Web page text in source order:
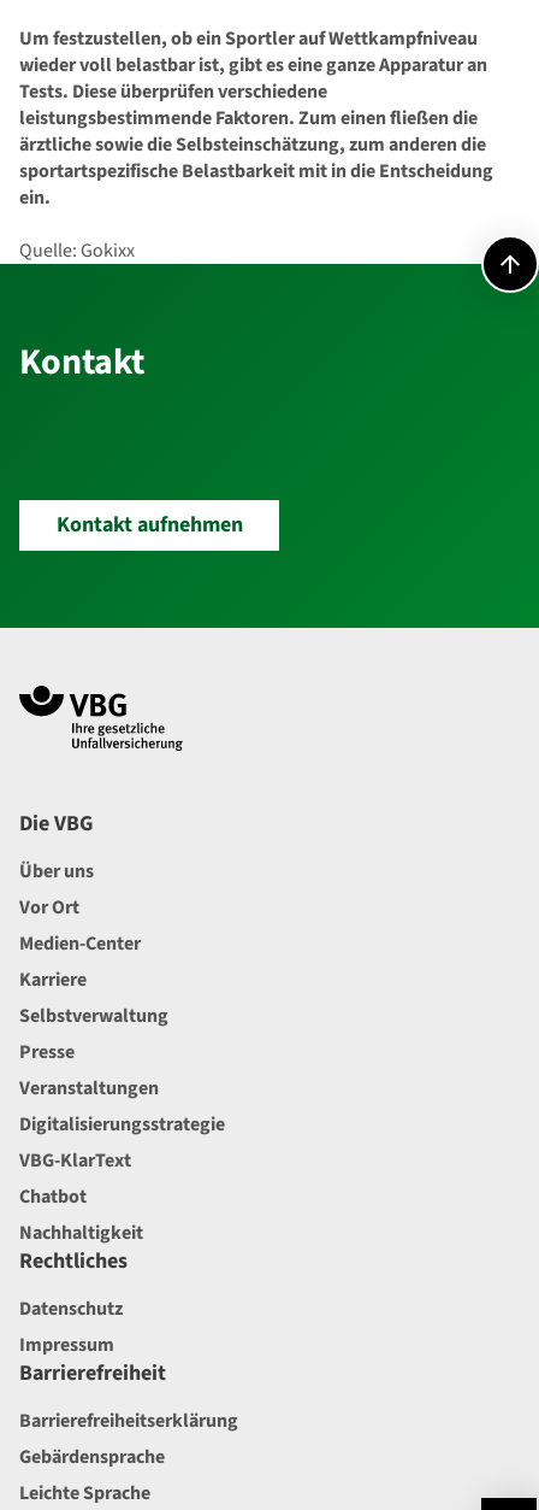
Um festzustellen, ob ein Sportler auf Wettkampfniveau
wieder voll belastbar ist, gibt es eine ganze Apparatur an
Tests. Diese überprüfen verschiedene
leistungsbestimmende Faktoren. Zum einen fließen die
ärztliche sowie die Selbsteinschätzung, zum anderen die
sportartspezifische Belastbarkeit mit in die Entscheidung
ein.
Quelle: Gokixx
Kontakt
Kontakt aufnehmen
Die VBG
Über uns
Vor Ort
Medien-Center
Karriere
Selbstverwaltung
Presse
Veranstaltungen
Digitalisierungsstrategie
VBG-KlarText
Chatbot
Nachhaltigkeit
Rechtliches
Datenschutz
Impressum
Barrierefreiheit
Barrierefreiheitserklärung
Gebärdensprache
Leichte Sprache